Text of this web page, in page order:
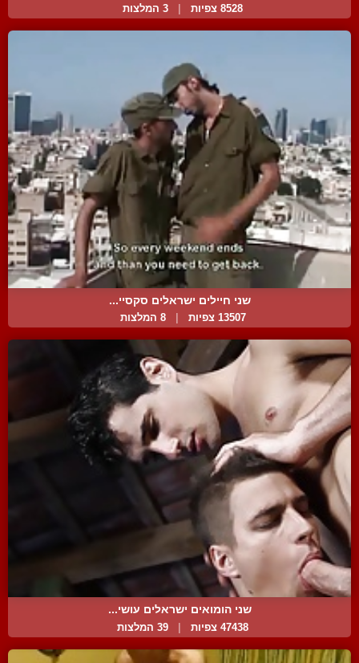
8528 צפיות | 3 המלצות
שני חיילים ישראלים סקסיי...
13507 צפיות 8 המלצות
שני הומואים ישראלים עושי...
47438 צפיות 39 המלצות